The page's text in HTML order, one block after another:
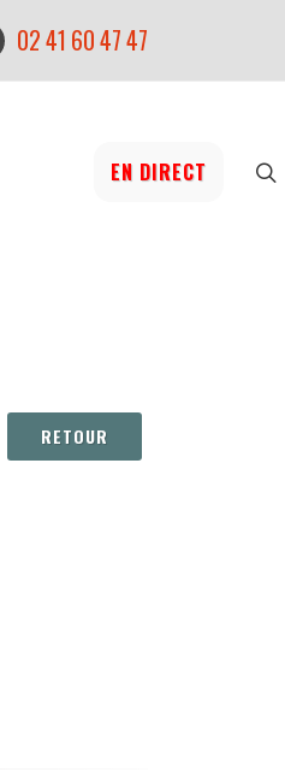
02 41 60 47 47
EN DIRECT
RETOUR